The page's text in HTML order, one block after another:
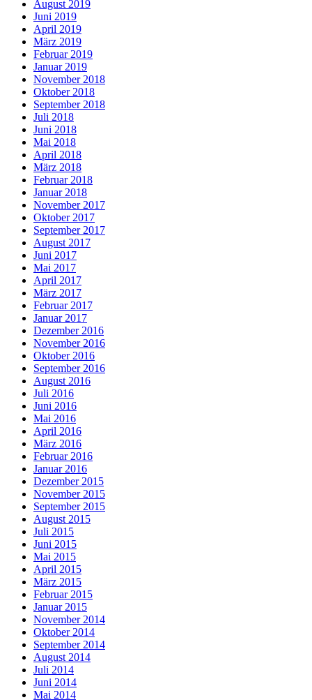
August 2019
Juni 2019
April 2019
März 2019
Februar 2019
Januar 2019
November 2018
Oktober 2018
September 2018
Juli 2018
Juni 2018
Mai 2018
April 2018
März 2018
Februar 2018
Januar 2018
November 2017
Oktober 2017
September 2017
August 2017
Juni 2017
Mai 2017
April 2017
März 2017
Februar 2017
Januar 2017
Dezember 2016
November 2016
Oktober 2016
September 2016
August 2016
Juli 2016
Juni 2016
Mai 2016
April 2016
März 2016
Februar 2016
Januar 2016
Dezember 2015
November 2015
September 2015
August 2015
Juli 2015
Juni 2015
Mai 2015
April 2015
März 2015
Februar 2015
Januar 2015
November 2014
Oktober 2014
September 2014
August 2014
Juli 2014
Juni 2014
Mai 2014